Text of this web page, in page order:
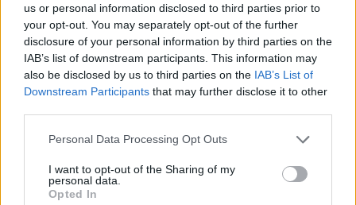
us or personal information disclosed to third parties prior to
your opt-out. You may separately opt-out of the further
disclosure of your personal information by third parties on the
IAB’s list of downstream participants. This information may
also be disclosed by us to third parties on the IAB’s List of
Downstream Participants that may further disclose it to other
Personal Data Processing Opt Outs
I want to opt-out of the Sharing of my
personal data.
Opted In
"lehúzta" az USA-t. Trump már az első elnöksége alatt el
akarta hagyni a szervezetet, akkor azonban a folyamatot
hivatali ideje végén indította el, így...
KEDVES OLVASÓNK!
tartozik, melynek olvasása előfizetéses
regisztrációhoz kötött.
Az előfizetés a következőket tartalmazza: